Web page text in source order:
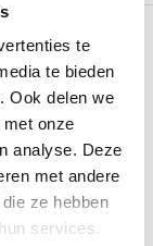
te
te bieden
Ook delen we
onze
analyse. Deze
met andere
ze hebben
services.